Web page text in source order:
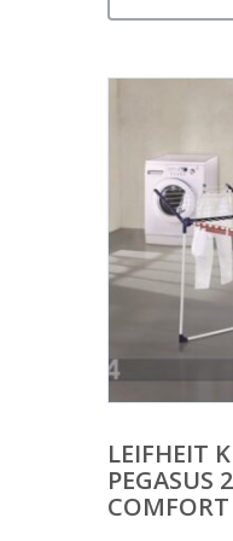
LEIFHEIT
PEGASUS
COMFORT